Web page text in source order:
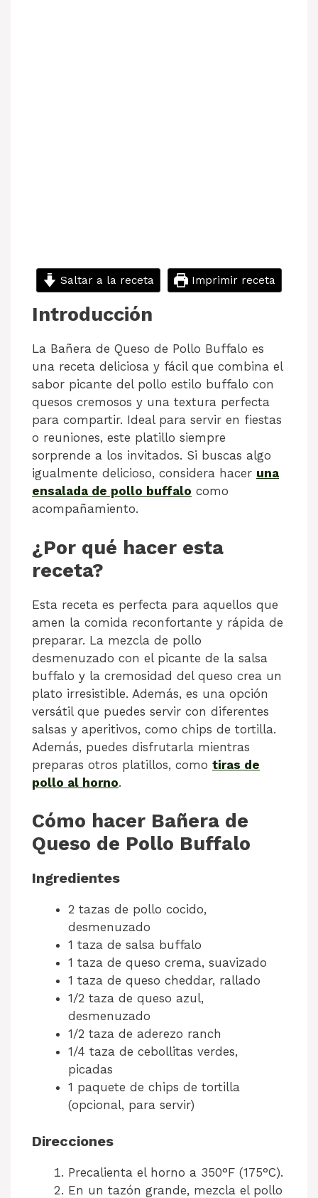
Saltar a la receta Imprimir receta
Introducción
La Bañera de Queso de Pollo Buffalo es
una receta deliciosa y fácil que combina el
sabor picante del pollo estilo buffalo con
quesos cremosos y una textura perfecta
para compartir. Ideal para servir en fiestas
o reuniones, este platillo siempre
sorprende a los invitados. Si buscas algo
igualmente delicioso, considera hacer una
ensalada de pollo buffalo como
acompañamiento.
¿Por qué hacer esta
receta?
Esta receta es perfecta para aquellos que
amen la comida reconfortante y rápida de
preparar. La mezcla de pollo
desmenuzado con el picante de la salsa
buffalo y la cremosidad del queso crea un
plato irresistible. Además, es una opción
versátil que puedes servir con diferentes
salsas y aperitivos, como chips de tortilla.
Además, puedes disfrutarla mientras
preparas otros platillos, como tiras de
pollo al horno.
Cómo hacer Bañera de
Queso de Pollo Buffalo
Ingredientes
2 tazas de pollo cocido,
desmenuzado
1 taza de salsa buffalo
1 taza de queso crema, suavizado
1 taza de queso cheddar, rallado
1/2 taza de queso azul,
desmenuzado
1/2 taza de aderezo ranch
1/4 taza de cebollitas verdes,
picadas
1 paquete de chips de tortilla
(opcional, para servir)
Direcciones
Precalienta el horno a 350°F (175°C).
En un tazón grande, mezcla el pollo